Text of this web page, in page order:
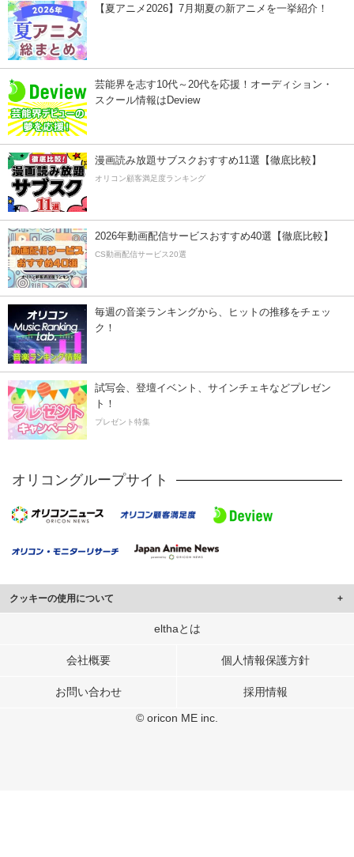
【夏アニメ2026】7月期夏の新アニメを一挙紹介！
芸能界を志す10代～20代を応援！オーディション・
スクール情報はDeview
漫画読み放題サブスクおすすめ11選【徹底比較】
オリコン顧客満足度ランキング
2026年動画配信サービスおすすめ40選【徹底比較】
CS動画配信サービス20選
毎週の音楽ランキングから、ヒットの推移をチェッ
ク！
試写会、登壇イベント、サインチェキなどプレゼン
ト！
プレゼント特集
オリコングループサイト
クッキーの使用について
このサイトでは Cookie を使用して、ユーザーに合わせたコンテンツや広告の
行っています。
メディアや広告配信、データ解析の各パートナーに提供しています。
elthaとは
会社概要 個人情報保護方針
お問い合わせ 採用情報
© oricon ME inc.